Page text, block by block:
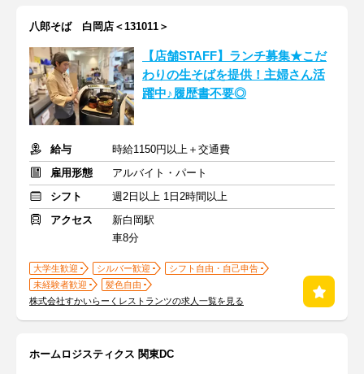
八郎そば 白岡店＜131011＞
【店舗STAFF】ランチ募集★こだ
わりの生そばを提供！主婦さん活
躍中♪履歴書不要◎
給与
時給1150円以上＋交通費
雇用形態
アルバイト・パート
シフト
週2日以上 1日2時間以上
アクセス
新白岡駅
車8分
大学生歓迎 シルバー歓迎
シフト自由・自己申告
未経験者歓迎
髪色自由
株式会社すかいらーくレストランツの求人一覧を見る
ホームロジスティクス 関東DC